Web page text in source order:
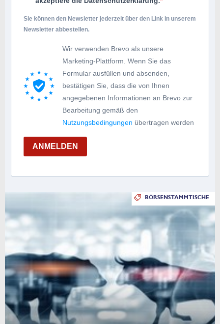
Sie können den Newsletter jederzeit über den Link in unserem
Newsletter abbestellen.
Wir verwenden Brevo als unsere
Marketing-Plattform. Wenn Sie das
Formular ausfüllen und absenden,
bestätigen Sie, dass die von Ihnen
angegebenen Informationen an Brevo zur
Bearbeitung gemäß den
Nutzungsbedingungen übertragen werden
ANMELDEN
BÖRSENSTAMMTISCHE